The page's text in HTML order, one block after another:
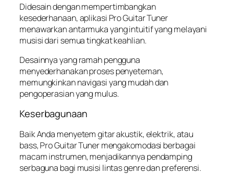
Didesain dengan mempertimbangkan
kesederhanaan, aplikasi Pro Guitar Tuner
menawarkan antarmuka yang intuitif yang melayani
musisi dari semua tingkat keahlian.
Desainnya yang ramah pengguna
menyederhanakan proses penyeteman,
memungkinkan navigasi yang mudah dan
pengoperasian yang mulus.
Keserbagunaan
Baik Anda menyetem gitar akustik, elektrik, atau
bass, Pro Guitar Tuner mengakomodasi berbagai
macam instrumen, menjadikannya pendamping
serbaguna bagi musisi lintas genre dan preferensi.